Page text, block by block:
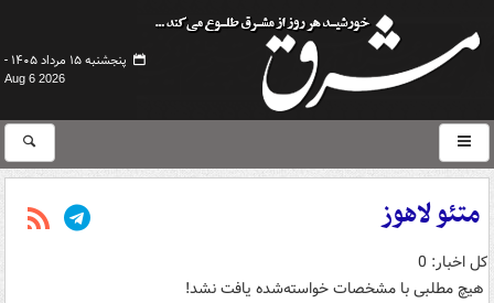
پنجشنبه ۱۵ مرداد ۱۴۰۵ -
Aug 6 2026
متئو لاهوز
کل اخبار: 0
هیچ مطلبی با مشخصات خواسته‌شده یافت نشد!